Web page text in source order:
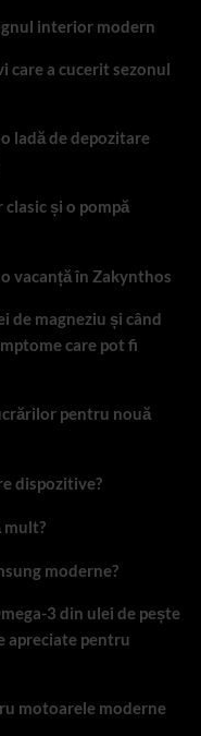
interior modern
care a cucerit sezonul
ladă de depozitare
și o pompă
vacanță în Zakynthos
de magneziu și când
care pot fi
pentru nouă
dispozitive?
mult?
moderne?
3 din ulei de pește
apreciate pentru
motoarele moderne